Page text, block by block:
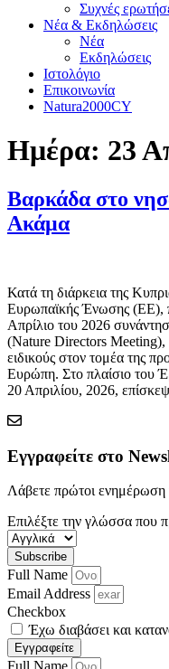
Συχνές
Νέα & Εκδηλώσεις
Νέα
Εκδηλώσεις
Ιστολόγιο
Επικοινωνία
Natura2000CY
Ημέρα: 23
Βαρκάδα στο
Ακάμα
Κατά τη διάρκεια της
Ευρωπαϊκής Ένωσης (ΕΕ),
Απρίλιο του 2026
(Nature Directors Meeting),
ειδικούς στον τομέα της
Ευρώπη. Στο πλαίσιο του
20 Απριλίου, 2026,
Εγγραφείτε στο
Λάβετε πρώτοι ενημέρωση
Επιλέξτε την γλώσσα που
Subscribe
Full Name
Email Address
Checkbox
Έχω διαβάσει και
Εγγραφείτε